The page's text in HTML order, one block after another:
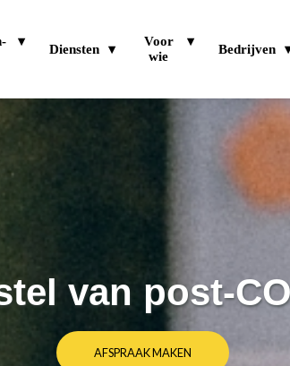
Diensten
Voor
wie
Bedrijven
van post-
AFSPRAAK MAKEN